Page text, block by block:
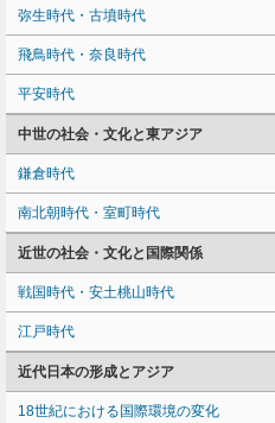
弥生時代・古墳時代
飛鳥時代・奈良時代
平安時代
中世の社会・文化と東アジア
鎌倉時代
南北朝時代・室町時代
近世の社会・文化と国際関係
戦国時代・安土桃山時代
江戸時代
近代日本の形成とアジア
18世紀における国際環境の変化